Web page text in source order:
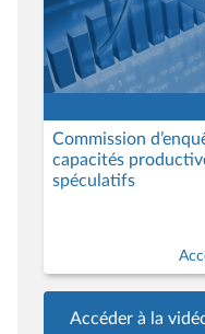
Commission
capacités
spéculatifs
Accéder à la